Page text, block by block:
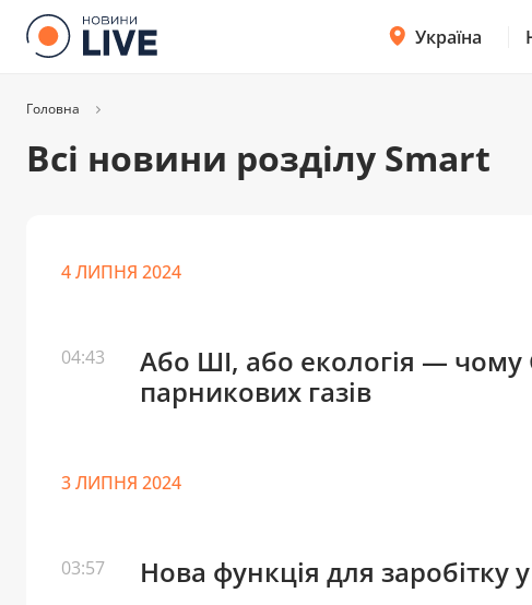
Україна
Головна
Всі новини розділу Smart
4 ЛИПНЯ 2024
04:43
Або ШІ, або екологія — чому
парникових газів
3 ЛИПНЯ 2024
03:57 Нова функція для